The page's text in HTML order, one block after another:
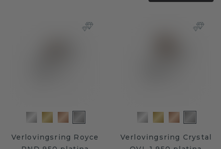
Verlovingsring Royce
Verlovingsring Crystal